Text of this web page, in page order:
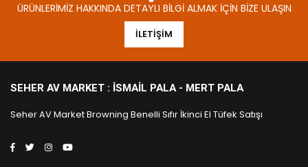
ÜRÜNLERIMIZ HAKKINDA DETAYLI BILGI ALMAK İÇIN BIZE ULAŞIN
İLETIŞIM
SEHER AV MARKET : İSMAIL PALA - MERT PALA
Seher AV Market Browning Benelli Sıfır İkinci El Tüfek Satışı